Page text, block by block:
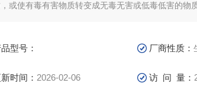
，或使有毒有害物质转变成无毒无害或低毒低害的物
型号： 厂商性质：
时间： 2026-02-06 访 问 量：